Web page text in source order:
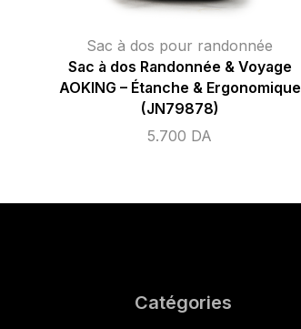
Sac à dos pour randonnée
Sac à dos Randonnée & Voyage
AOKING – Étanche & Ergonomique
(JN79878)
5.700 DA
Catégories